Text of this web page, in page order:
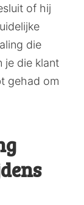
of hij
die
je die klant
gehad om